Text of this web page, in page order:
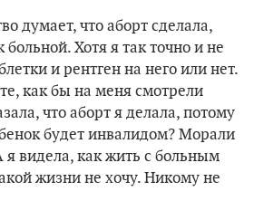
думает, что аборт сделала,
Хотя я так точно и не
и рентген на него или нет.
как бы на меня смотрели
что аборт я делала, потому
будет инвалидом? Морали
я видела, как жить с больным
жизни не хочу. Никому не